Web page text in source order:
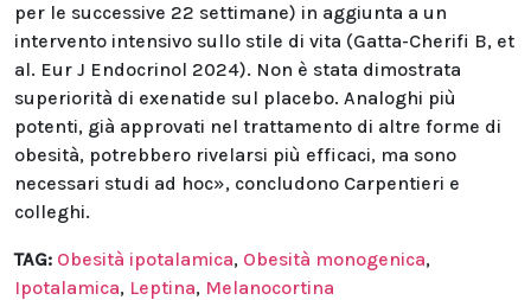
per le successive 22 settimane) in aggiunta a un
intervento intensivo sullo stile di vita (Gatta-Cherifi B, et
al. Eur J Endocrinol 2024). Non è stata dimostrata
superiorità di exenatide sul placebo. Analoghi più
potenti, già approvati nel trattamento di altre forme di
obesità, potrebbero rivelarsi più efficaci, ma sono
necessari studi ad hoc», concludono Carpentieri e
colleghi.
TAG: Obesità ipotalamica, Obesità monogenica,
Ipotalamica, Leptina, Melanocortina